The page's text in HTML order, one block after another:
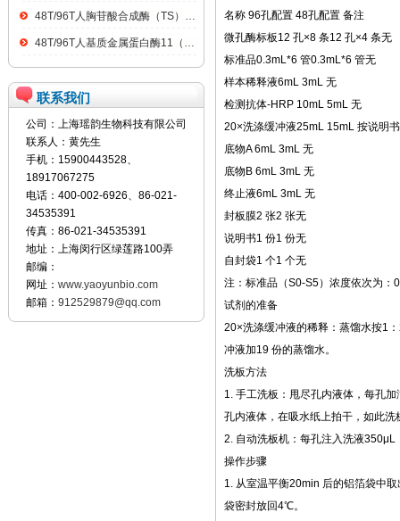
48T/96T人胸苷酸合成酶（TS）ELISA kit
48T/96T人基质金属蛋白酶11（MMP11）ELISA kit
联系我们
公司：上海瑶韵生物科技有限公司
联系人：黄先生
手机：15900443528、
18917067275
电话：400-002-6926、86-021-
34535391
传真：86-021-34535391
地址：上海闵行区绿莲路100弄
邮编：
网址： www.yaoyunbio.com
邮箱： 912529879@qq.com
名称 96孔配置 48孔配置 备注
微孔酶标板12 孔×8 条12 孔×4 条无
标准品0.3mL*6 管0.3mL*6 管无
样本稀释液6mL 3mL 无
检测抗体-HRP 10mL 5mL 无
20×洗涤缓冲液25mL 15mL 按说明
底物A 6mL 3mL 无
底物B 6mL 3mL 无
终止液6mL 3mL 无
封板膜2 张2 张无
说明书1 份1 份无
自封袋1 个1 个无
注：标准品（S0-S5）浓度依次为
试剂的准备
20×洗涤缓冲液的稀释：蒸馏水按1
冲液加19 份的蒸馏水。
洗板方法
1. 手工洗板：甩尽孔内液体，每孔
孔内液体，在吸水纸上拍干，如此洗
2. 自动洗板机：每孔注入洗液
操作步骤
1. 从室温平衡20min 后的铝箔袋中
袋密封放回4℃。